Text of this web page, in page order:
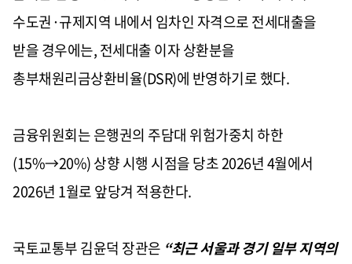
수도권·규제지역 내에서 임차인 자격으로 전세대출을
받을 경우에는, 전세대출 이자 상환분을
총부채원리금상환비율(DSR)에 반영하기로 했다.
금융위원회는 은행권의 주담대 위험가중치 하한
(15%→20%) 상향 시행 시점을 당초 2026년 4월에서
2026년 1월로 앞당겨 적용한다.
국토교통부 김윤덕 장관은 “최근 서울과 경기 일부 지역의